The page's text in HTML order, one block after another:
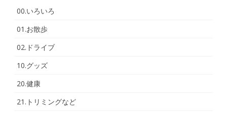
00.いろいろ
01.お散歩
02.ドライブ
10.グッズ
20.健康
21.トリミングなど